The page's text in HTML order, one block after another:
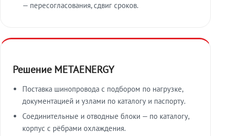
— пересогласования, сдвиг сроков.
Решение METAENERGY
Поставка шинопровода с подбором по нагрузке,
документацией и узлами по каталогу и паспорту.
Соединительные и отводные блоки — по каталогу,
корпус с рёбрами охлаждения.